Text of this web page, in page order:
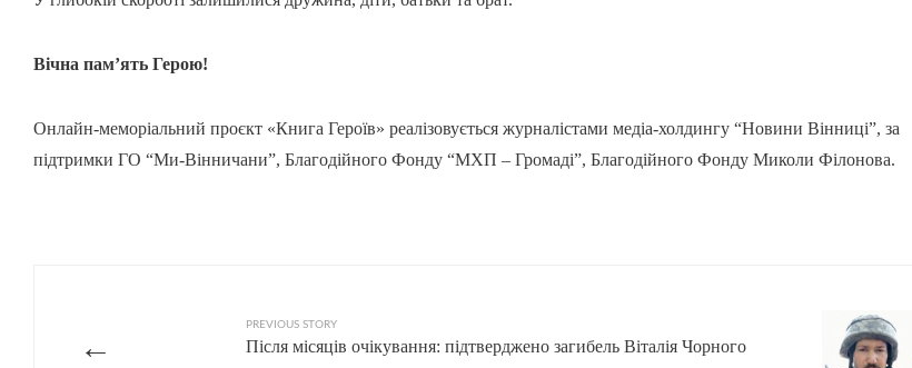
Вічна пам’ять Герою!
Онлайн-меморіальний проєкт «Книга Героїв» реалізовується журналістами медіа-холдингу “Новини Вінниці”, за
підтримки ГО “Ми-Вінничани”, Благодійного Фонду “МХП – Громаді”, Благодійного Фонду Миколи Філонова.
←
PREVIOUS STORY
Після місяців очікування: підтверджено загибель Віталія Чорного